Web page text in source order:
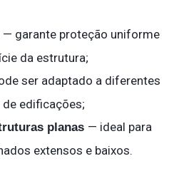
— garante proteção uniforme
da estrutura;
ser adaptado a diferentes
edificações;
planas — ideal para
extensos e baixos.